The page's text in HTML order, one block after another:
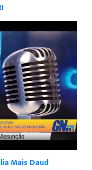
Mais Daud